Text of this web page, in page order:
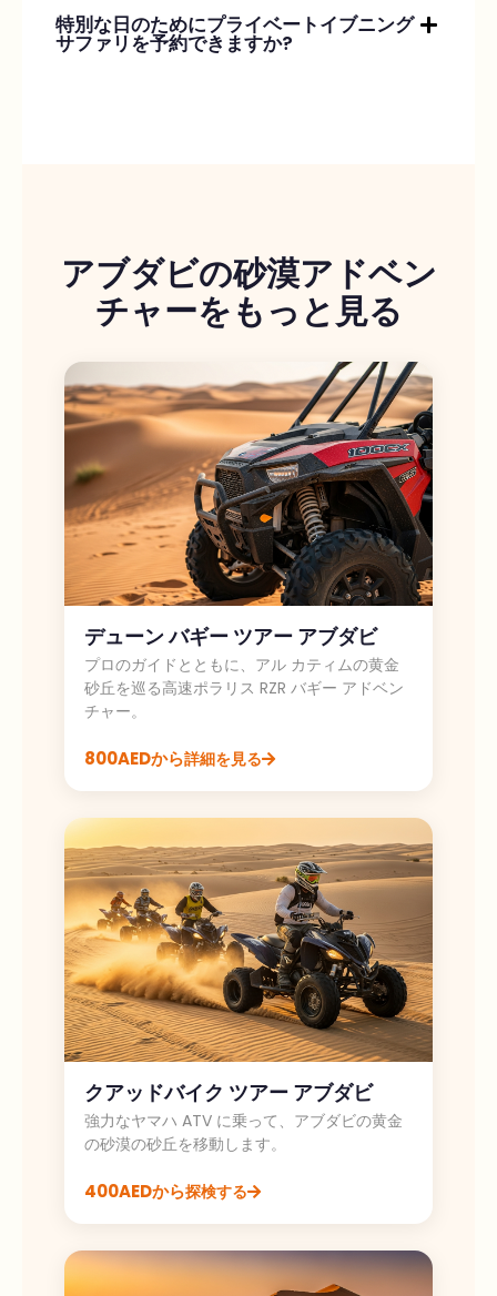
特別な日のためにプライベートイブニング
サファリを予約できますか?
アブダビの砂漠アドベン
チャーをもっと見る
デューン バギー ツアー アブダビ
プロのガイドとともに、アル カティムの黄金
砂丘を巡る高速ポラリス RZR バギー アドベン
チャー。
800AEDから詳細を見る
クアッドバイク ツアー アブダビ
強力なヤマハ ATV に乗って、アブダビの黄金
の砂漠の砂丘を移動します。
400AEDから探検する